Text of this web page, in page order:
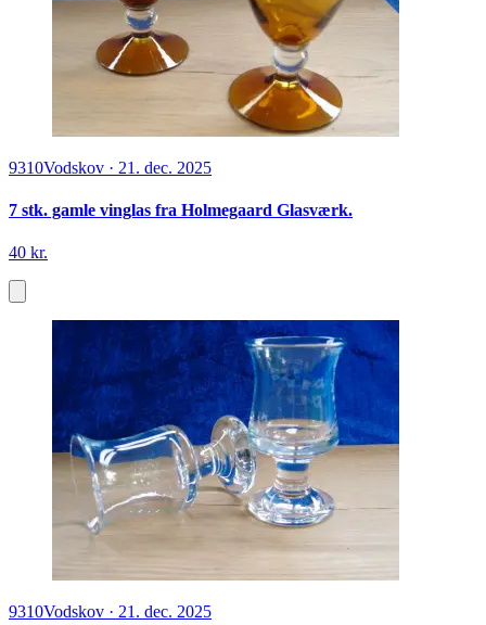
9310Vodskov · 21. dec. 2025
7 stk. gamle vinglas fra Holmegaard Glasværk.
40 kr.
9310Vodskov · 21. dec. 2025